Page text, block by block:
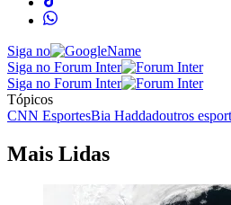
Siga no
Siga no Forum Inter
Siga no Forum Inter
Tópicos
CNN EsportesBia Haddadoutros
Mais Lidas